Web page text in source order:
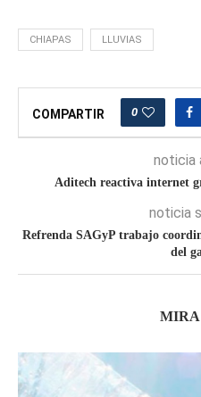
CHIAPAS LLUVIAS
COMPARTIR 0
noticia
Aditech reactiva internet
noticia
Refrenda SAGyP trabajo
del
MIRA